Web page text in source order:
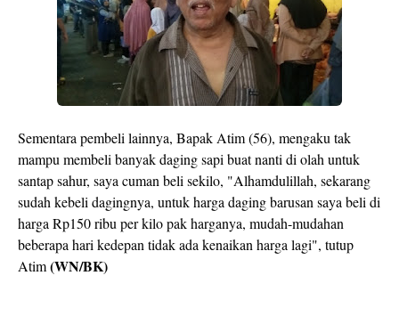
Sementara pembeli lainnya, Bapak Atim (56), mengaku tak
mampu membeli banyak daging sapi buat nanti di olah untuk
santap sahur, saya cuman beli sekilo, "Alhamdulillah, sekarang
sudah kebeli dagingnya, untuk harga daging barusan saya beli di
harga Rp150 ribu per kilo pak harganya, mudah-mudahan
beberapa hari kedepan tidak ada kenaikan harga lagi", tutup
Atim(WN/BK)